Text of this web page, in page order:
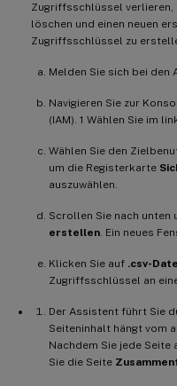
Zugriffsschlüssel verlieren,
löschen und einen neuen
Zugriffsschlüssel zu
Melden Sie sich bei den
Navigieren Sie zur
(IAM). 1 Wählen Sie im
Wählen Sie den
um die Registerkarte
auszuwählen.
Scrollen Sie nach unten
erstellen. Ein neues
Klicken Sie auf .csv-
Zugriffsschlüssel an
Der Assistent führt Sie
Seiteninhalt hängt vom
Nachdem Sie jede Seite
Sie die Seite